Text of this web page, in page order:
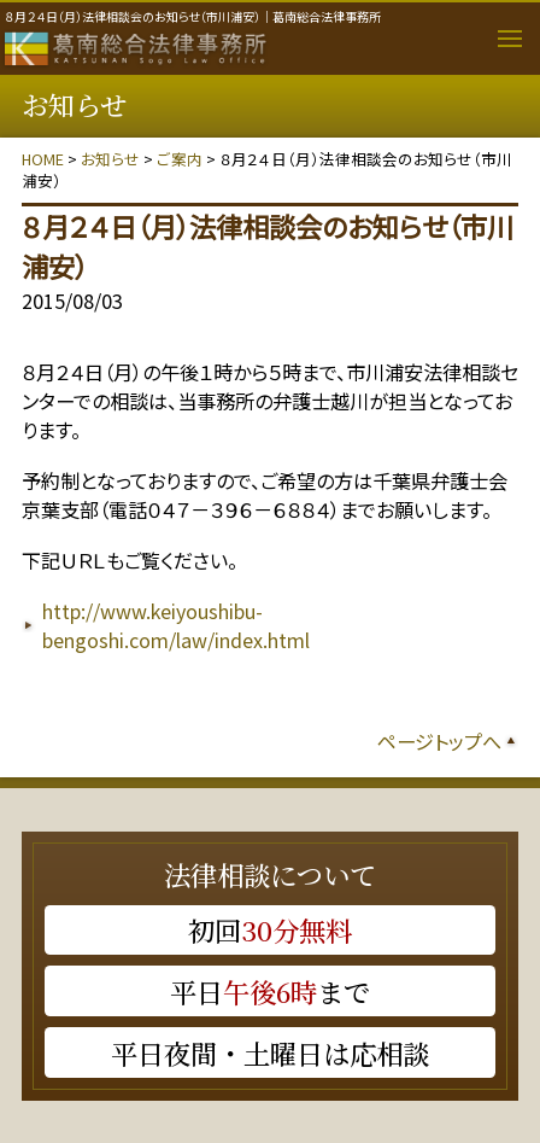
８月２４日（月）法律相談会のお知らせ（市川浦安）｜葛南総合法律事務所
お知らせ
HOME> お知らせ > ご案内 > ８月２４日（月）法律相談会のお知らせ（市川
浦安）
８月２４日（月）法律相談会のお知らせ（市川
浦安）
2015/08/03
８月２４日（月）の午後１時から５時まで、市川浦安法律相談セ
ンターでの相談は、当事務所の弁護士越川が担当となってお
ります。
予約制となっておりますので、ご希望の方は千葉県弁護士会
京葉支部（電話０４７－３９６－６８８４）までお願いします。
下記ＵＲＬもご覧ください。
http://www.keiyoushibu-
bengoshi.com/law/index.html
ページトップへ
取り扱い分野
個人のご相談者
法人・事業者のご相談者
事務所のご案内
弁護士紹介
費用について
ご相談の流れ
法律相談について
初回30分無料
平日午後6時まで
平日夜間・土曜日は応相談